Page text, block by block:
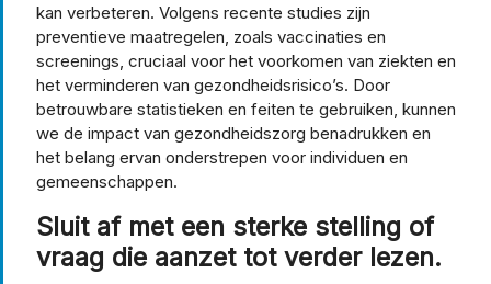
kan verbeteren. Volgens recente studies zijn
preventieve maatregelen, zoals vaccinaties en
screenings, cruciaal voor het voorkomen van ziekten en
het verminderen van gezondheidsrisico’s. Door
betrouwbare statistieken en feiten te gebruiken, kunnen
we de impact van gezondheidszorg benadrukken en
het belang ervan onderstrepen voor individuen en
gemeenschappen.
Sluit af met een sterke stelling of
vraag die aanzet tot verder lezen.